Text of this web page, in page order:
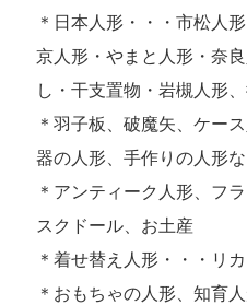
＊日本人形・・・市松人
京人形・やまと人形・奈
し・干支置物・岩槻人形
＊羽子板、破魔矢、ケー
器の人形、手作りの人形
＊アンティーク人形、フ
スクドール、お土産
＊着せ替え人形・・・リ
＊おもちゃの人形、知育